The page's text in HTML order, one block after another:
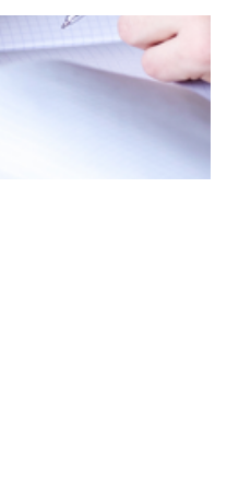
题研讨会。中航工业西安航空计算
天科技集团第九研究院副院长陈
副总师钟兴旺、中国空间技术研
、Platform公司副总裁...